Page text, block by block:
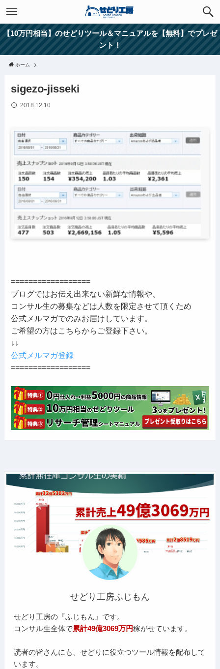
【10万円相当】のせどりツール＆マニュアルを【無料】でプレゼ
ント！
ホーム
sigezo-jisseki
2018.12.10
==================
ブログではお伝え出来ない新鮮な情報や、
コンサル生の募集などは人数を限定させて頂くため
公式メルマガでのみお届けしています。
ご希望の方はこちらからご登録下さい。
↓↓
公式メルマガ登録
==================
せどり工房ふじもん
せどり工房の『ふじもん』です。
コンサル生全体で累計49億3069万円稼がせています。
読者の皆さんにも、せどりに役立つツール情報を配布して
います。